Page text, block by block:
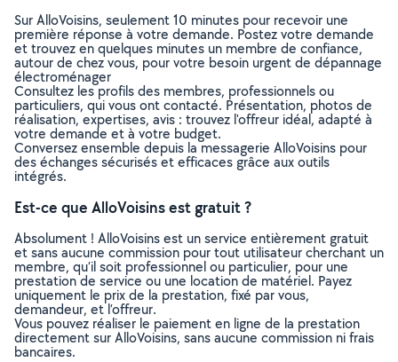
Sur AlloVoisins, seulement 10 minutes pour recevoir une
première réponse à votre demande. Postez votre demande
et trouvez en quelques minutes un membre de confiance,
autour de chez vous, pour votre besoin urgent de dépannage
électroménager
Consultez les profils des membres, professionnels ou
particuliers, qui vous ont contacté. Présentation, photos de
réalisation, expertises, avis : trouvez l'offreur idéal, adapté à
votre demande et à votre budget.
Conversez ensemble depuis la messagerie AlloVoisins pour
des échanges sécurisés et efficaces grâce aux outils
intégrés.
Est-ce que AlloVoisins est gratuit ?
Absolument ! AlloVoisins est un service entièrement gratuit
et sans aucune commission pour tout utilisateur cherchant un
membre, qu’il soit professionnel ou particulier, pour une
prestation de service ou une location de matériel. Payez
uniquement le prix de la prestation, fixé par vous,
demandeur, et l’offreur.
Vous pouvez réaliser le paiement en ligne de la prestation
directement sur AlloVoisins, sans aucune commission ni frais
bancaires.